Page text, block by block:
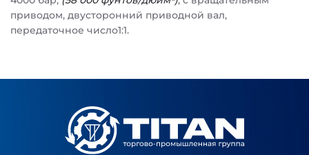
приводом, двусторонний приводной вал,
передаточное число1:1.